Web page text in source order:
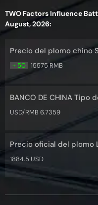
TWO Factors Influence
August, 2026:
Precio del plomo chino
+ 50 15575 RMB
BANCO DE CHINA Tipo
USD/RMB 6.7359
Precio oficial del plomo
1884.5 USD